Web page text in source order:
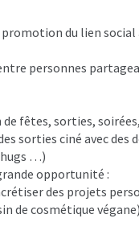
du lien social
personnes
fêtes, sorties,
sorties ciné avec des
hugs …)
opportunité :
des projets
de cosmétique